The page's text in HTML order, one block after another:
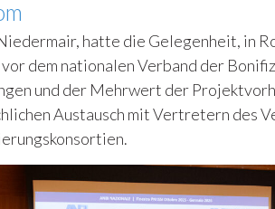
hatte die Gelegenheit, in
dem nationalen Verband der
und der Mehrwert der
Austausch mit Vertretern des